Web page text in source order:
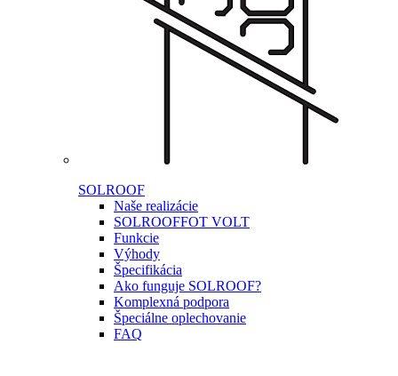
SOLROOF
Naše realizácie
SOLROOFFOT VOLT
Funkcie
Výhody
Špecifikácia
Ako funguje SOLROOF?
Komplexná podpora
Špeciálne oplechovanie
FAQ